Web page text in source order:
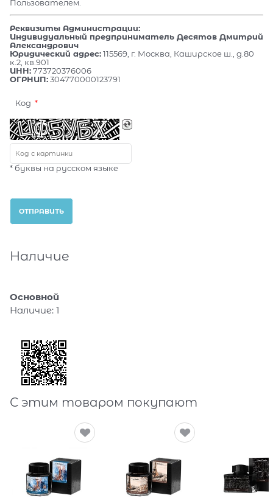
Пользователем.
Реквизиты Администрации:
Индивидуальный предприниматель Десятов Дмитрий
Александрович
Юридический адрес:115569, г. Москва, Каширское ш., д.80
к.2, кв.901
ИНН:773720376006
ОГРНИП:304770000123791
Код
* буквы на русском языке
Наличие
Основной
Наличие: 1
С этим товаром покупают